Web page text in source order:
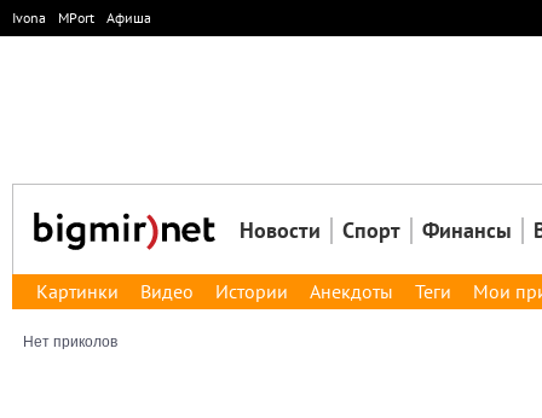
Ivona MPort Афиша
Новости Спорт Финансы
Картинки Видео Истории Анекдоты Теги Мои
Нет приколов